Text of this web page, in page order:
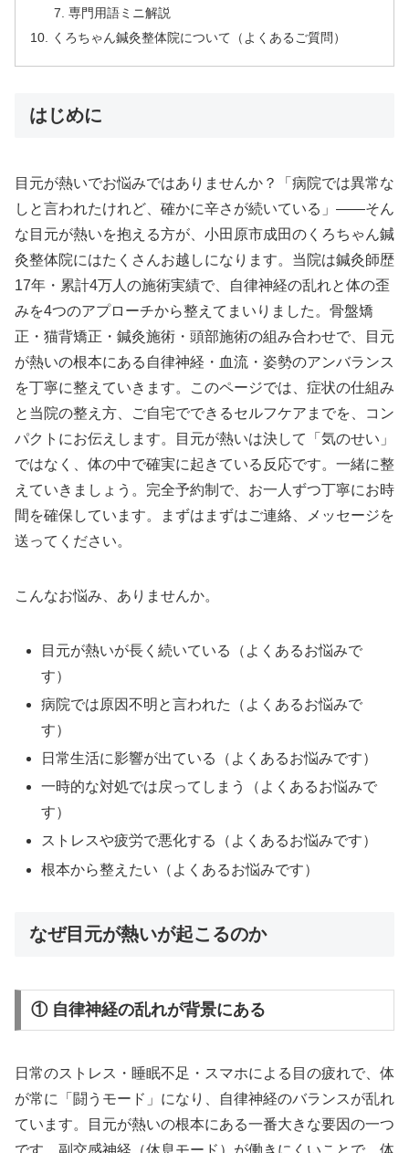
専門用語ミニ解説
くろちゃん鍼灸整体院について（よくあるご質問）
はじめに
目元が熱いでお悩みではありませんか？「病院では異常な
しと言われたけれど、確かに辛さが続いている」——そん
な目元が熱いを抱える方が、小田原市成田のくろちゃん鍼
灸整体院にはたくさんお越しになります。当院は鍼灸師歴
17年・累計4万人の施術実績で、自律神経の乱れと体の歪
みを4つのアプローチから整えてまいりました。骨盤矯
正・猫背矯正・鍼灸施術・頭部施術の組み合わせで、目元
が熱いの根本にある自律神経・血流・姿勢のアンバランス
を丁寧に整えていきます。このページでは、症状の仕組み
と当院の整え方、ご自宅でできるセルフケアまでを、コン
パクトにお伝えします。目元が熱いは決して「気のせい」
ではなく、体の中で確実に起きている反応です。一緒に整
えていきましょう。完全予約制で、お一人ずつ丁寧にお時
間を確保しています。まずはまずはご連絡、メッセージを
送ってください。
こんなお悩み、ありませんか。
目元が熱いが長く続いている（よくあるお悩みで
す）
病院では原因不明と言われた（よくあるお悩みで
す）
日常生活に影響が出ている（よくあるお悩みです）
一時的な対処では戻ってしまう（よくあるお悩みで
す）
ストレスや疲労で悪化する（よくあるお悩みです）
根本から整えたい（よくあるお悩みです）
なぜ目元が熱いが起こるのか
① 自律神経の乱れが背景にある
日常のストレス・睡眠不足・スマホによる目の疲れで、体
が常に「闘うモード」になり、自律神経のバランスが乱れ
ています。目元が熱いの根本にある一番大きな要因の一つ
です。副交感神経（休息モード）が働きにくいことで、体